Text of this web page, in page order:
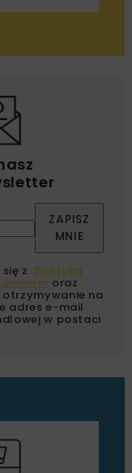
ZAPISZ
MNIE
z Polityką
oraz
na
adres e-mail
w postaci